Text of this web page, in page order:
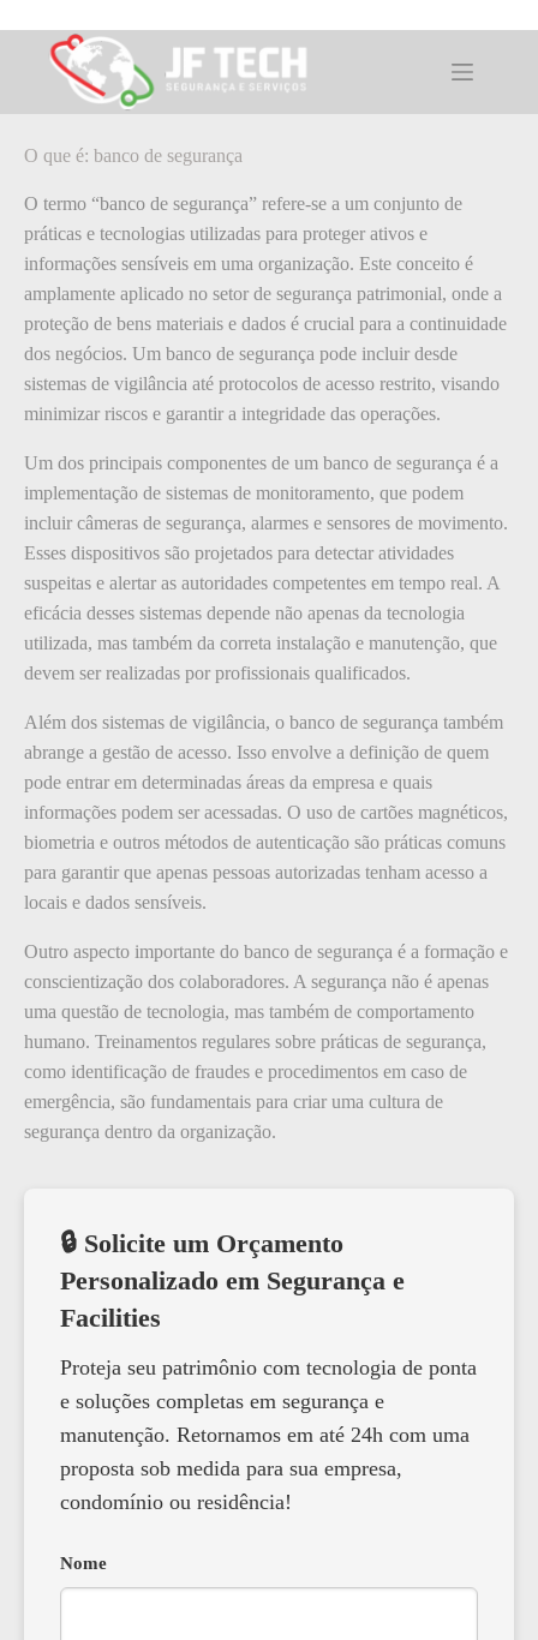
para
conteúdoO que é: banco de segurança
O que é: banco de segurança
O termo “banco de segurança” refere-se a um conjunto de
práticas e tecnologias utilizadas para proteger ativos e
informações sensíveis em uma organização. Este conceito é
amplamente aplicado no setor de segurança patrimonial, onde a
proteção de bens materiais e dados é crucial para a continuidade
dos negócios. Um banco de segurança pode incluir desde
sistemas de vigilância até protocolos de acesso restrito, visando
minimizar riscos e garantir a integridade das operações.
Um dos principais componentes de um banco de segurança é a
implementação de sistemas de monitoramento, que podem
incluir câmeras de segurança, alarmes e sensores de movimento.
Esses dispositivos são projetados para detectar atividades
suspeitas e alertar as autoridades competentes em tempo real. A
eficácia desses sistemas depende não apenas da tecnologia
utilizada, mas também da correta instalação e manutenção, que
devem ser realizadas por profissionais qualificados.
Além dos sistemas de vigilância, o banco de segurança também
abrange a gestão de acesso. Isso envolve a definição de quem
pode entrar em determinadas áreas da empresa e quais
informações podem ser acessadas. O uso de cartões magnéticos,
biometria e outros métodos de autenticação são práticas comuns
para garantir que apenas pessoas autorizadas tenham acesso a
locais e dados sensíveis.
Outro aspecto importante do banco de segurança é a formação e
conscientização dos colaboradores. A segurança não é apenas
uma questão de tecnologia, mas também de comportamento
humano. Treinamentos regulares sobre práticas de segurança,
como identificação de fraudes e procedimentos em caso de
emergência, são fundamentais para criar uma cultura de
segurança dentro da organização.
🔒 Solicite um Orçamento
Personalizado em Segurança e
Facilities
Proteja seu patrimônio com tecnologia de ponta
e soluções completas em segurança e
manutenção. Retornamos em até 24h com uma
proposta sob medida para sua empresa,
condomínio ou residência!
Nome